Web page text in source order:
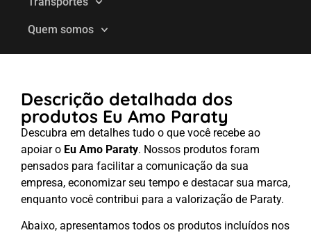
Quem somos
Descrição detalhada dos
produtos Eu Amo Paraty
Descubra em detalhes tudo o que você recebe ao
apoiar o Eu Amo Paraty. Nossos produtos foram
pensados para facilitar a comunicação da sua
empresa, economizar seu tempo e destacar sua marca,
enquanto você contribui para a valorização de Paraty.
Abaixo, apresentamos todos os produtos incluídos nos